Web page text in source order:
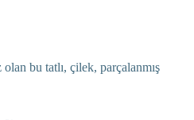
bu tatlı, çilek, parçalanmış